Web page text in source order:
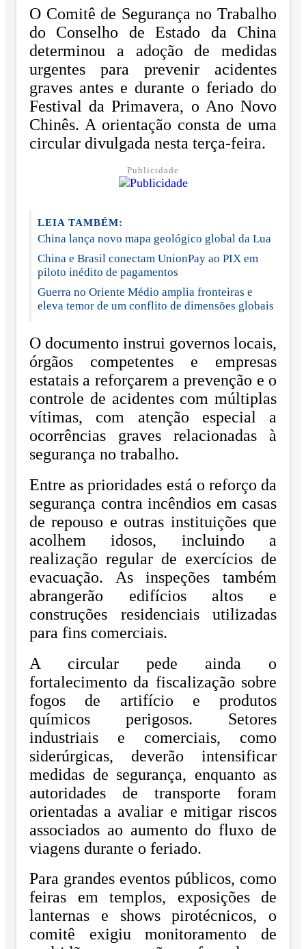
O Comitê de Segurança no Trabalho
do Conselho de Estado da China
determinou a adoção de medidas
urgentes para prevenir acidentes
graves antes e durante o feriado do
Festival da Primavera, o Ano Novo
Chinês. A orientação consta de uma
circular divulgada nesta terça-feira.
Publicidade
LEIA TAMBÉM:
China lança novo mapa geológico global da Lua
China e Brasil conectam UnionPay ao PIX em
piloto inédito de pagamentos
Guerra no Oriente Médio amplia fronteiras e
eleva temor de um conflito de dimensões globais
O documento instrui governos locais,
órgãos competentes e empresas
estatais a reforçarem a prevenção e o
controle de acidentes com múltiplas
vítimas, com atenção especial a
ocorrências graves relacionadas à
segurança no trabalho.
Entre as prioridades está o reforço da
segurança contra incêndios em casas
de repouso e outras instituições que
acolhem idosos, incluindo a
realização regular de exercícios de
evacuação. As inspeções também
abrangerão edifícios altos e
construções residenciais utilizadas
para fins comerciais.
A circular pede ainda o
fortalecimento da fiscalização sobre
fogos de artifício e produtos
químicos perigosos. Setores
industriais e comerciais, como
siderúrgicas, deverão intensificar
medidas de segurança, enquanto as
autoridades de transporte foram
orientadas a avaliar e mitigar riscos
associados ao aumento do fluxo de
viagens durante o feriado.
Para grandes eventos públicos, como
feiras em templos, exposições de
lanternas e shows pirotécnicos, o
comitê exigiu monitoramento de